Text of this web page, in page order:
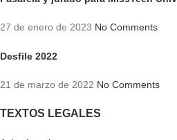
27 de enero de 2023 No Comments
Desfile 2022
21 de marzo de 2022 No Comments
TEXTOS LEGALES